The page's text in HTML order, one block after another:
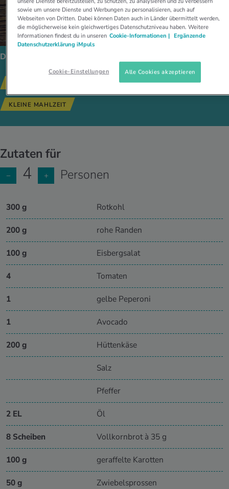
Dieses Gericht passt zu:
SANDWICH/BELEGTE BROTE
KLEINE MAHLZEIT
Zutaten für
− 4 + Personen
300 g Rotkohl
200 g rohe Randen
100 g Eisbergsalat
4 Tomaten
1 gelbe Peperoni
1 Avocado
200 g Hüttenkäse
Salz
Pfeffer
2 EL Öl
8 Scheiben Vollkornbrot à 35 g
100 g geraffelte Karotten
50 g Zwiebelsprossen
sowie um unsere Dienste und Werbungen zu personalisieren, auch auf
Webseiten von Dritten. Dabei können Daten auch in Länder übermittelt werden,
die möglicherweise kein gleichwertiges Datenschutzniveau haben. Weitere
Informationen findest du in unseren Cookie-Informationen | Ergänzende
Datenschutzerklärung iMpuls
Cookie-Einstellungen Alle Cookies akzeptieren